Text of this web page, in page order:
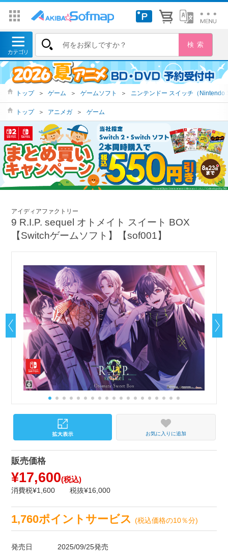
トップ ＞ ゲーム ＞ ゲームソフト ＞ ニンテンドー スイッチ（Nintendo
トップ ＞ アニメガ ＞ ゲーム
アイディアファクトリー
9 R.I.P. sequel オトメイト スイート BOX
【Switchゲームソフト】【sof001】
お気に入りに追加
販売価格
¥17,600(税込)
消費税¥1,600 税抜¥16,000
1,760ポイントサービス(税込価格の10％分)
発売日 2025/09/25発売